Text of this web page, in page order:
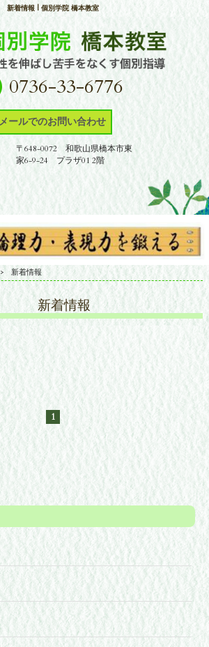
新着情報 | 個別学院 橋本教室
0736-33-6776
メールでのお問い合わせ
〒648-0072 和歌山県橋本市東
家6-9-24 プラザ01 2階
> 新着情報
新着情報
1